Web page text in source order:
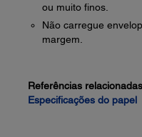
ou muito finos.
Não carregue
margem.
Referências relacionadas
Especificações do papel